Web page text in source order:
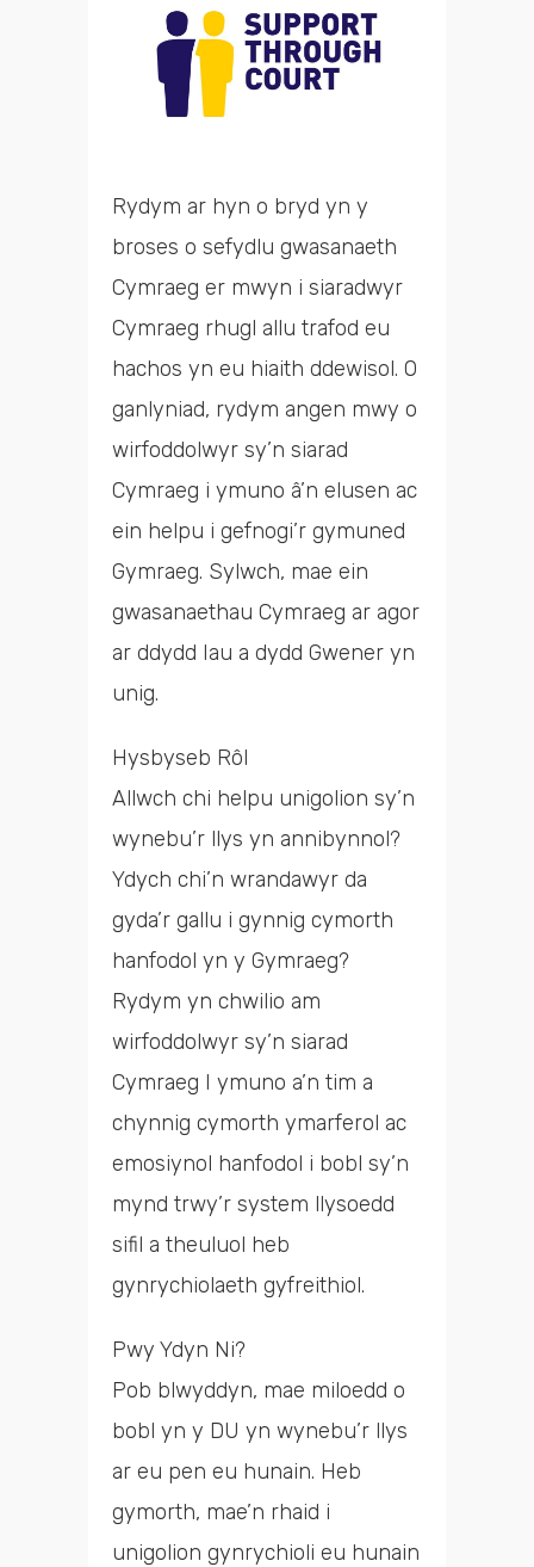
Rydym ar hyn o bryd yn y
broses o sefydlu gwasanaeth
Cymraeg er mwyn i siaradwyr
Cymraeg rhugl allu trafod eu
hachos yn eu hiaith ddewisol. O
ganlyniad, rydym angen mwy o
wirfoddolwyr sy’n siarad
Cymraeg i ymuno â’n elusen ac
ein helpu i gefnogi’r gymuned
Gymraeg. Sylwch, mae ein
gwasanaethau Cymraeg ar agor
ar ddydd Iau a dydd Gwener yn
unig.
Hysbyseb Rôl
Allwch chi helpu unigolion sy’n
wynebu’r llys yn annibynnol?
Ydych chi’n wrandawyr da
gyda’r gallu i gynnig cymorth
hanfodol yn y Gymraeg?
Rydym yn chwilio am
wirfoddolwyr sy’n siarad
Cymraeg I ymuno a’n tim a
chynnig cymorth ymarferol ac
emosiynol hanfodol i bobl sy’n
mynd trwy’r system llysoedd
sifil a theuluol heb
gynrychiolaeth gyfreithiol.
Pwy Ydyn Ni?
Pob blwyddyn, mae miloedd o
bobl yn y DU yn wynebu’r llys
ar eu pen eu hunain. Heb
gymorth, mae’n rhaid i
unigolion gynrychioli eu hunain